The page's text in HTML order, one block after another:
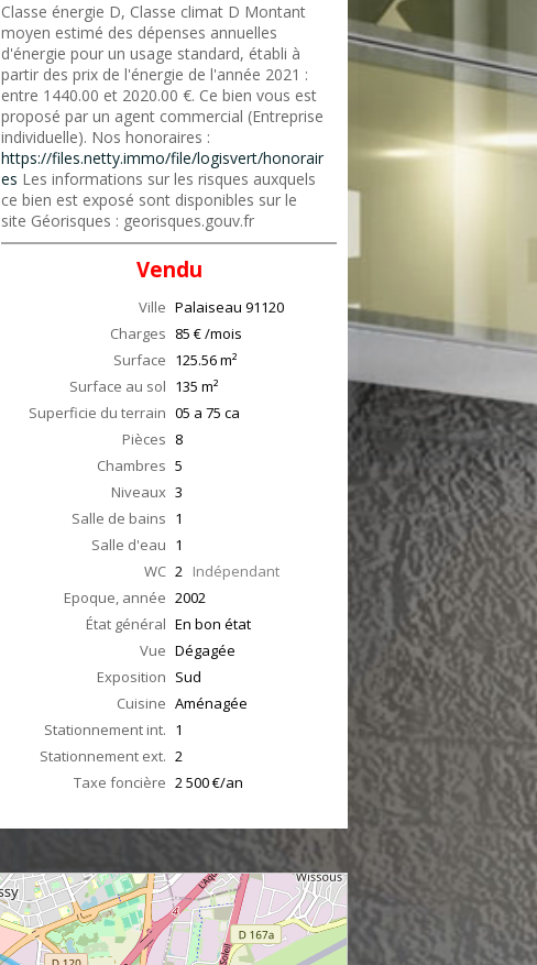
Classe énergie D, Classe climat D Montant
moyen estimé des dépenses annuelles
d'énergie pour un usage standard, établi à
partir des prix de l'énergie de l'année 2021 :
entre 1440.00 et 2020.00 €. Ce bien vous est
proposé par un agent commercial (Entreprise
individuelle). Nos honoraires :
https://files.netty.immo/file/logisvert/honorair
es Les informations sur les risques auxquels
ce bien est exposé sont disponibles sur le
site Géorisques : georisques.gouv.fr
Vendu
Ville Palaiseau 91120
Charges 85 € /mois
Surface 125.56m²
Surface au sol 135 m²
Superficie du terrain 05 a 75 ca
Pièces 8
Chambres 5
Niveaux 3
Salle de bains 1
Salle d'eau 1
WC 2 Indépendant
Epoque, année 2002
État général En bon état
Vue Dégagée
Exposition Sud
Cuisine Aménagée
Stationnement int. 1
Stationnement ext. 2
Taxe foncière 2 500 €/an